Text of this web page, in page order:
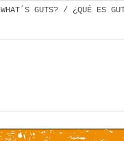
WHAT´S GUTS? / ¿QUÉ ES